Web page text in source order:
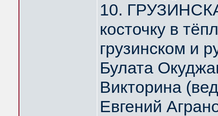
10.
косточку в
грузинском и
Булата
Викторина
Евгений